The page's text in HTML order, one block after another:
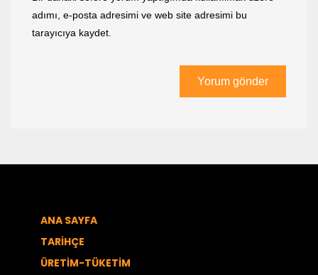
adımı, e-posta adresimi ve web site adresimi bu
tarayıcıya kaydet.
ANA SAYFA
TARİHÇE
ÜRETİM-TÜKETİM